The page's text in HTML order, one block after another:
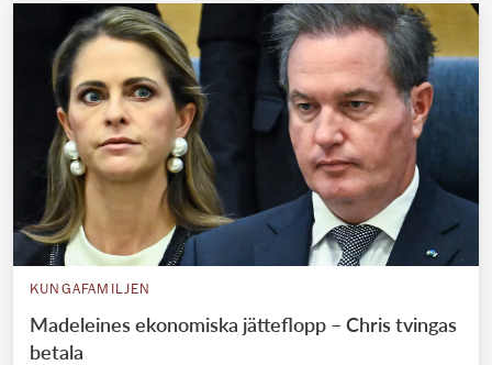
KUNGAFAMILJEN
Madeleines ekonomiska jätteflopp – Chris tvingas
betala